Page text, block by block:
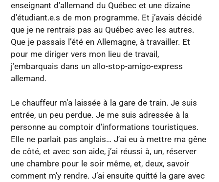
enseignant d’allemand du Québec et une dizaine
d’étudiant.e.s de mon programme. Et j’avais décidé
que je ne rentrais pas au Québec avec les autres.
Que je passais l’été en Allemagne, à travailler. Et
pour me diriger vers mon lieu de travail,
j’embarquais dans un allo-stop-amigo-express
allemand.
Le chauffeur m’a laissée à la gare de train. Je suis
entrée, un peu perdue. Je me suis adressée à la
personne au comptoir d’informations touristiques.
Elle ne parlait pas anglais… J’ai eu à mettre ma gêne
de côté, et avec son aide, j’ai réussi à, un, réserver
une chambre pour le soir même, et, deux, savoir
comment m’y rendre. J’ai ensuite quitté la gare avec